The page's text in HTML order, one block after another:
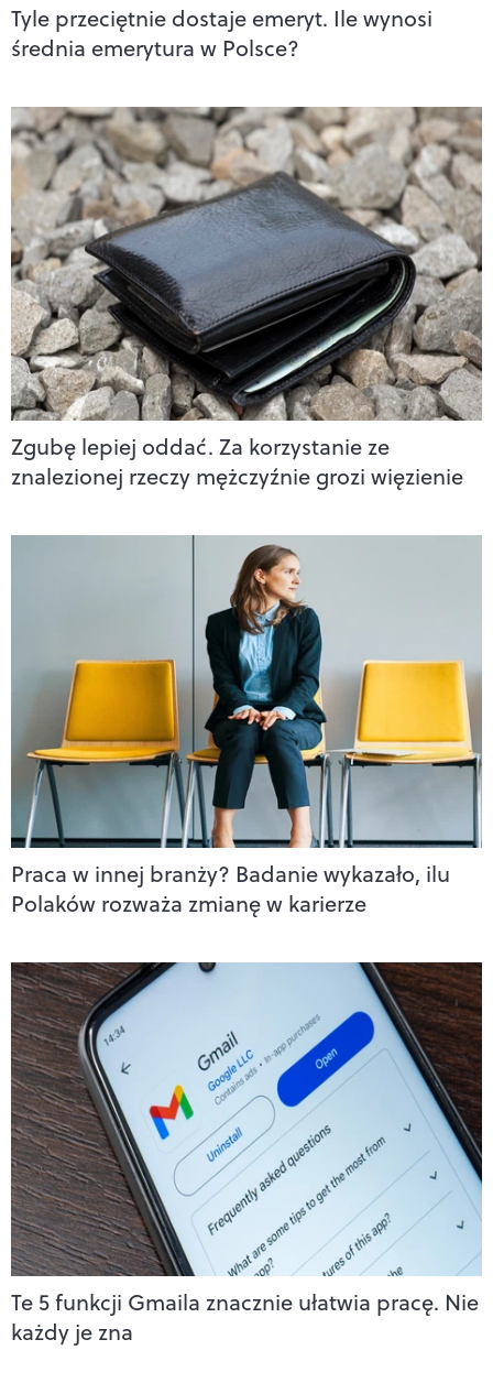
Tyle przeciętnie dostaje emeryt. Ile wynosi
średnia emerytura w Polsce?
Zgubę lepiej oddać. Za korzystanie ze
znalezionej rzeczy mężczyźnie grozi więzienie
Praca w innej branży? Badanie wykazało, ilu
Polaków rozważa zmianę w karierze
Te 5 funkcji Gmaila znacznie ułatwia pracę. Nie
każdy je zna